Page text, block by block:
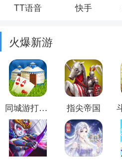
TT语音 快手
火爆新游
同城游打大尖 指尖帝国